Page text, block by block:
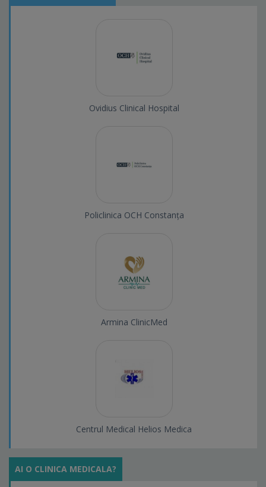
Ovidius Clinical Hospital
Policlinica OCH Constanța
Armina ClinicMed
Centrul Medical Helios Medica
AI O CLINICA MEDICALA?